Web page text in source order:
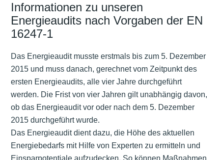
Informationen zu unseren
Energieaudits nach Vorgaben der EN
16247-1
Das Energieaudit musste erstmals bis zum 5. Dezember
2015 und muss danach, gerechnet vom Zeitpunkt des
ersten Energieaudits, alle vier Jahre durchgeführt
werden. Die Frist von vier Jahren gilt unabhängig davon,
ob das Energieaudit vor oder nach dem 5. Dezember
2015 durchgeführt wurde.
Das Energieaudit dient dazu, die Höhe des aktuellen
Energiebedarfs mit Hilfe von Experten zu ermitteln und
Einsparpotentiale aufzudecken. So können Maßnahmen